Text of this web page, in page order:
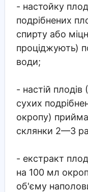
- настойку
подрібнених
спирту або
проціджують)
води;
- настій
сухих
окропу)
склянки 2—3
- екстракт
на 100 мл
об'єму